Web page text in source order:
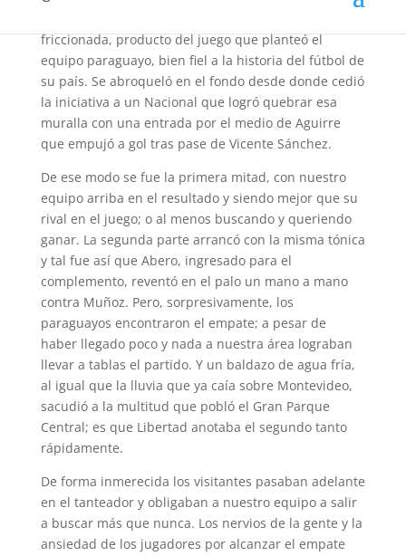
friccionada, producto del juego que planteó el
equipo paraguayo, bien fiel a la historia del fútbol de
su país. Se abroqueló en el fondo desde donde cedió
la iniciativa a un Nacional que logró quebrar esa
muralla con una entrada por el medio de Aguirre
que empujó a gol tras pase de Vicente Sánchez.
De ese modo se fue la primera mitad, con nuestro
equipo arriba en el resultado y siendo mejor que su
rival en el juego; o al menos buscando y queriendo
ganar. La segunda parte arrancó con la misma tónica
y tal fue así que Abero, ingresado para el
complemento, reventó en el palo un mano a mano
contra Muñoz. Pero, sorpresivamente, los
paraguayos encontraron el empate; a pesar de
haber llegado poco y nada a nuestra área lograban
llevar a tablas el partido. Y un baldazo de agua fría,
al igual que la lluvia que ya caía sobre Montevideo,
sacudió a la multitud que pobló el Gran Parque
Central; es que Libertad anotaba el segundo tanto
rápidamente.
De forma inmerecida los visitantes pasaban adelante
en el tanteador y obligaban a nuestro equipo a salir
a buscar más que nunca. Los nervios de la gente y la
ansiedad de los jugadores por alcanzar el empate